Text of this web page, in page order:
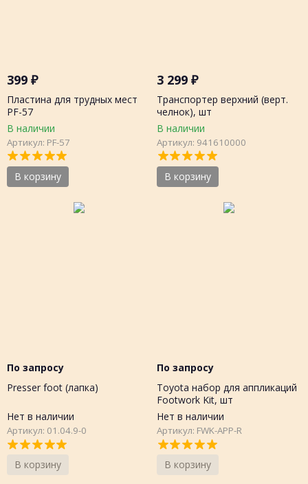
399 ₽
Пластина для трудных мест
PF-57
В наличии
Артикул: PF-57
В корзину
3 299₽
Транспортер верхний (верт.
челнок), шт
В наличии
Артикул: 941610000
В корзину
По запросу
Presser foot (лапка)
Нет в наличии
Артикул: 01.04.9-0
В корзину
По запросу
Toyota набор для аппликаций
Footwork Kit, шт
Нет в наличии
Артикул: FWK-APP-R
В корзину